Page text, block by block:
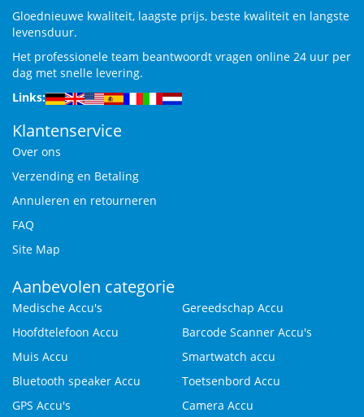
Gloednieuwe kwaliteit, laagste prijs, beste kwaliteit en langste
levensduur.
Het professionele team beantwoordt vragen online 24 uur per
dag met snelle levering.
Links:
Klantenservice
Over ons
Verzending en Betaling
Annuleren en retourneren
FAQ
Site Map
Aanbevolen categorie
Medische Accu's
Gereedschap Accu
Hoofdtelefoon Accu
Barcode Scanner Accu's
Muis Accu
Smartwatch accu
Bluetooth speaker Accu
Toetsenbord Accu
GPS Accu's
Camera Accu